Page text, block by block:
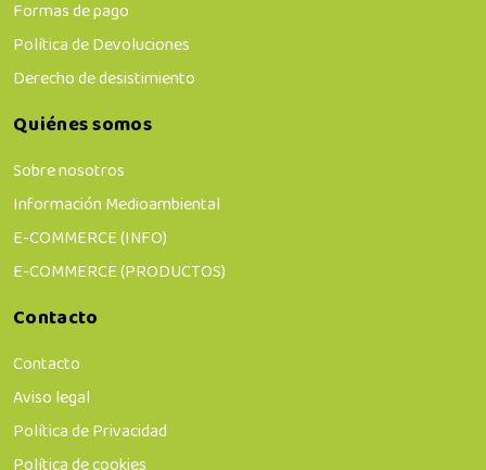
Formas de pago
Política de Devoluciones
Derecho de desistimiento
Quiénes somos
Sobre nosotros
Información Medioambiental
E-COMMERCE (INFO)
E-COMMERCE (PRODUCTOS)
Contacto
Contacto
Aviso legal
Política de Privacidad